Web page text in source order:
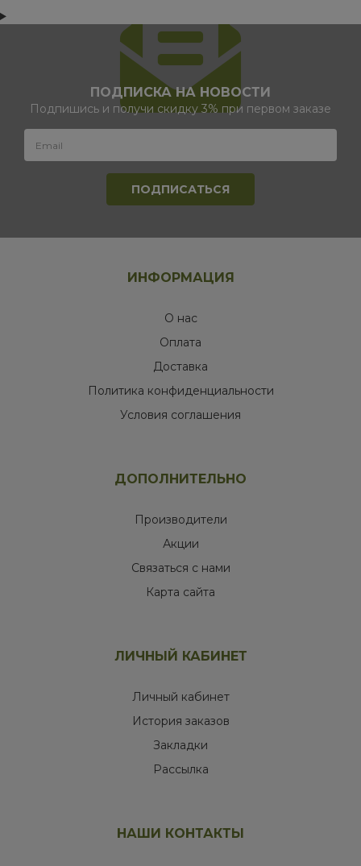
ПОДПИСКА НА НОВОСТИ
Подпишись и получи скидку 3% при первом заказе
ИНФОРМАЦИЯ
О нас
Оплата
Доставка
Политика конфиденциальности
Условия соглашения
ДОПОЛНИТЕЛЬНО
Производители
Акции
Связаться с нами
Карта сайта
ЛИЧНЫЙ КАБИНЕТ
Личный кабинет
История заказов
Закладки
Рассылка
НАШИ КОНТАКТЫ